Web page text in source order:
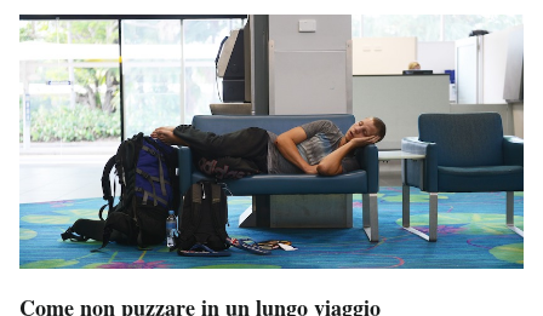
Come non puzzare in un lungo viaggio